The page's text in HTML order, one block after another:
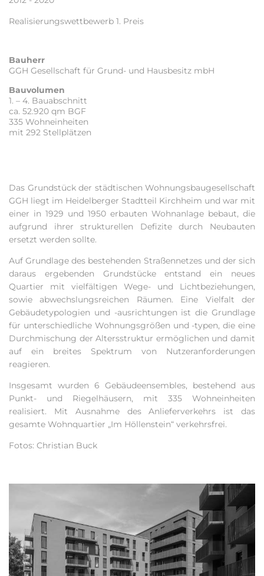
Realisierungswettbewerb 1. Preis
Bauherr
GGH Gesellschaft für Grund- und Hausbesitz mbH
Bauvolumen
1. – 4. Bauabschnitt
ca. 52.920 qm BGF
335 Wohneinheiten
mit 292 Stellplätzen
Das Grundstück der städtischen Wohnungsbaugesellschaft
GGH liegt im Heidelberger Stadtteil Kirchheim und war mit
einer in 1929 und 1950 erbauten Wohnanlage bebaut, die
aufgrund ihrer strukturellen Defizite durch Neubauten
ersetzt werden sollte.
Auf Grundlage des bestehenden Straßennetzes und der sich
daraus ergebenden Grundstücke entstand ein neues
Quartier mit vielfältigen Wege- und Lichtbeziehungen,
sowie abwechslungsreichen Räumen. Eine Vielfalt der
Gebäudetypologien und -ausrichtungen ist die Grundlage
für unterschiedliche Wohnungsgrößen und -typen, die eine
Durchmischung der Altersstruktur ermöglichen und damit
auf ein breites Spektrum von Nutzeranforderungen
reagieren.
Insgesamt wurden 6 Gebäudeensembles, bestehend aus
Punkt- und Riegelhäusern, mit 335 Wohneinheiten
realisiert. Mit Ausnahme des Anlieferverkehrs ist das
gesamte Wohnquartier „Im Höllenstein“ verkehrsfrei.
Fotos: Christian Buck